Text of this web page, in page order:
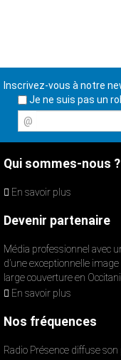
Inscrivez-vous à notre
Je ne suis pas un
@
Qui sommes-nous ?
En savoir plus
Devenir partenaire
Média professionnel avec
d’une exceptionnelle
large couverture en
En savoir plus
Nos fréquences
Radio Présence diffuse